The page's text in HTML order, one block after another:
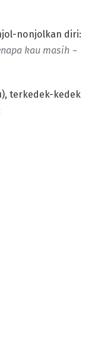
nonjolkan diri:
kau masih ~
terkedek-kedek